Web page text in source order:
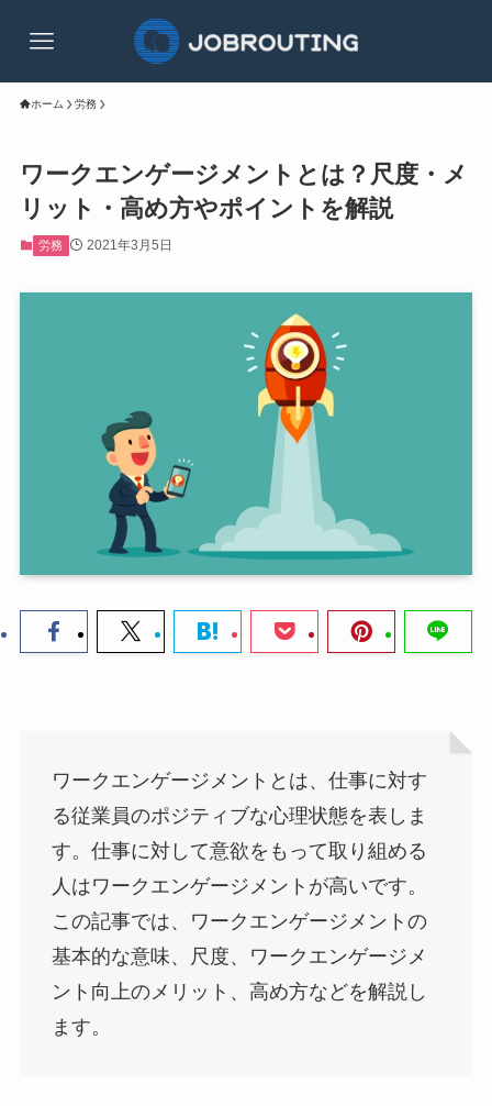
ホーム 労務
ワークエンゲージメントとは？尺度・メ
リット・高め方やポイントを解説
労務 2021年3月5日
ワークエンゲージメントとは、仕事に対す
る従業員のポジティブな心理状態を表しま
す。仕事に対して意欲をもって取り組める
人はワークエンゲージメントが高いです。
この記事では、ワークエンゲージメントの
基本的な意味、尺度、ワークエンゲージメ
ント向上のメリット、高め方などを解説し
ます。